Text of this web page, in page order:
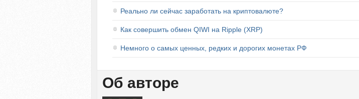
Реально ли сейчас заработать на криптовалюте?
Как совершить обмен QIWI на Ripple (XRP)
Немного о самых ценных, редких и дорогих монетах РФ
Об авторе